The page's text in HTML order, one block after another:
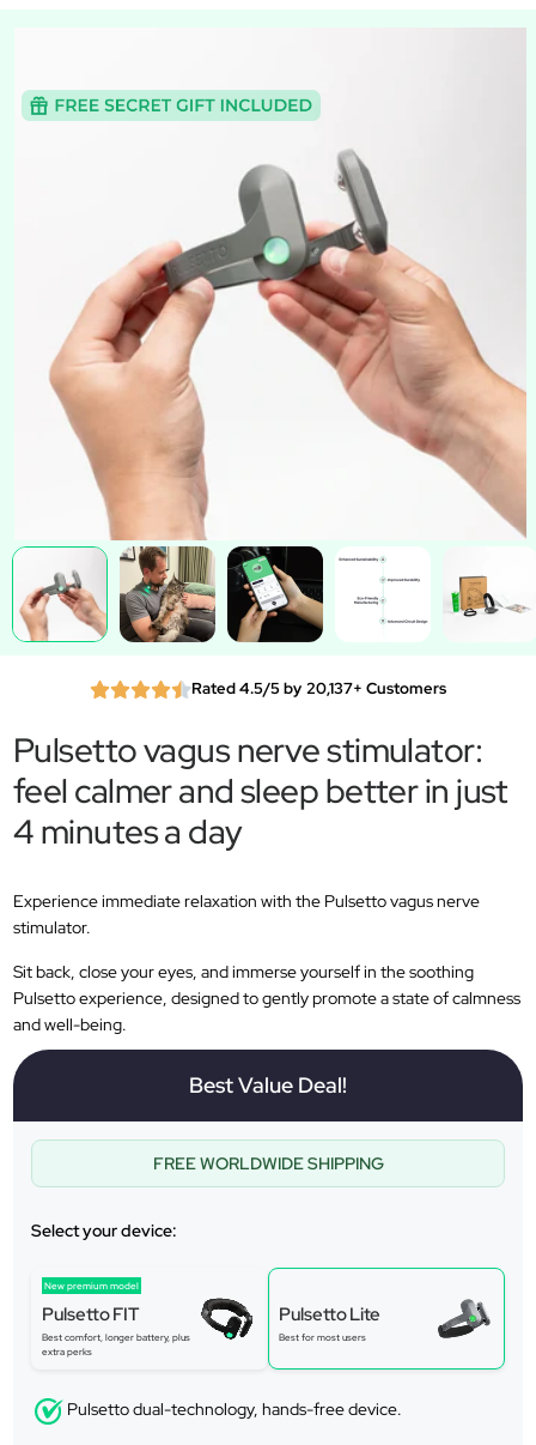
Rated 4.5/5 by 20,137+ Customers
Pulsetto vagus nerve stimulator:
feel calmer and sleep better in just
4 minutes a day
Experience immediate relaxation with the Pulsetto vagus nerve
stimulator.
Sit back, close your eyes, and immerse yourself in the soothing
Pulsetto experience, designed to gently promote a state of calmness
and well-being.
Best Value Deal!
FREE WORLDWIDE SHIPPING
Select your device:
New premium model
Pulsetto FIT
Best comfort, longer battery, plus
extra perks
Pulsetto Lite
Best for most users
Pulsetto dual-technology, hands-free device.